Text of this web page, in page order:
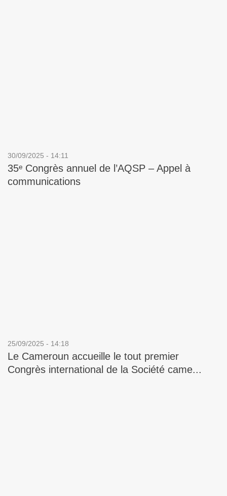
30/09/2025 - 14:11
35ᵉ Congrès annuel de l’AQSP – Appel à
communications
25/09/2025 - 14:18
Le Cameroun accueille le tout premier
Congrès international de la Société came...